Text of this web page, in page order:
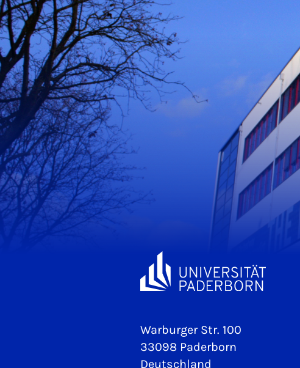
Warburger Str. 100
33098 Paderborn
Deutschland